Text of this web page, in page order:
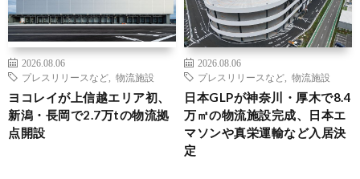
2026.08.06
プレスリリースなど
物流施設
ヨコレイが上信越エリア初、
新潟・長岡で2.7万tの物流拠
点開設
2026.08.06
プレスリリースなど
物流施設
日本GLPが神奈川・厚木で8.4
万㎡の物流施設完成、日本エ
マソンや真栄運輸など入居決
定